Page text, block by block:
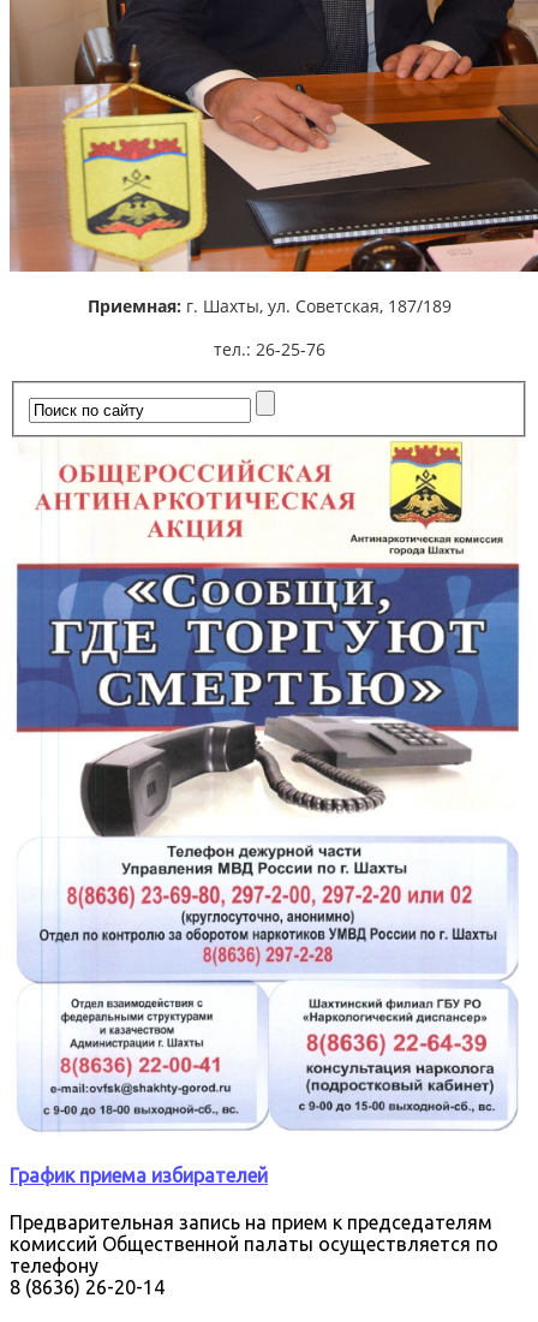
Приемная: г. Шахты, ул. Советская, 187/189
тел.: 26-25-76
График приема избирателей
Предварительная запись на прием к председателям
комиссий Общественной палаты осуществляется по
телефону
8 (8636) 26-20-14